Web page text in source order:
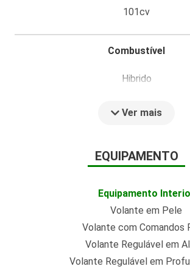
101cv
Combustível
Hibrido
Ver mais
EQUIPAMENTO
Equipamento
Volante em Pele
Volante com Comandos
Volante Regulável em
Volante Regulável em